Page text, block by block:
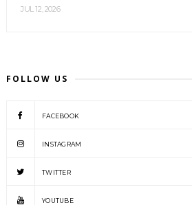
JUL 12, 2026
FOLLOW US
FACEBOOK
INSTAGRAM
TWITTER
YOUTUBE